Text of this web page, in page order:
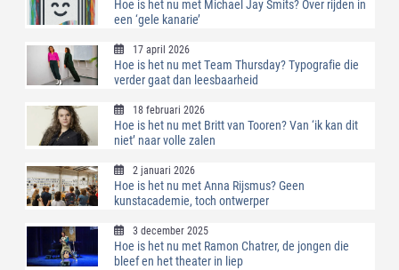
Hoe is het nu met Michael Jay Smits? Over rijden in
een ‘gele kanarie’
17 april 2026
Hoe is het nu met Team Thursday? Typografie die
verder gaat dan leesbaarheid
18 februari 2026
Hoe is het nu met Britt van Tooren? Van ‘ik kan dit
niet’ naar volle zalen
2 januari 2026
Hoe is het nu met Anna Rijsmus? Geen
kunstacademie, toch ontwerper
3 december 2025
Hoe is het nu met Ramon Chatrer, de jongen die
bleef en het theater in liep